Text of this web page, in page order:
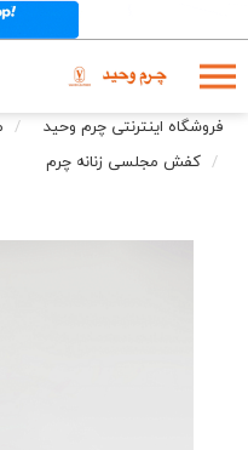
فروشگاه اینترنتی چرم وحید
کفش مجلسی زنانه چرم